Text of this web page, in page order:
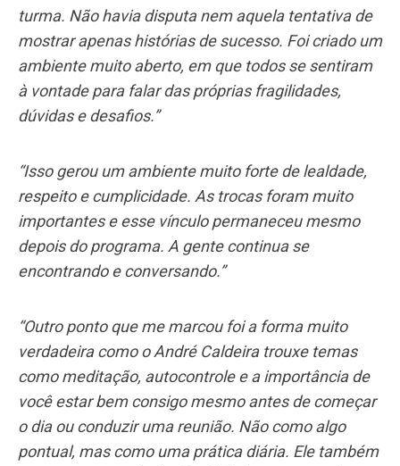
turma. Não havia disputa nem aquela tentativa de
mostrar apenas histórias de sucesso. Foi criado um
ambiente muito aberto, em que todos se sentiram
à vontade para falar das próprias fragilidades,
dúvidas e desafios.”
“Isso gerou um ambiente muito forte de lealdade,
respeito e cumplicidade. As trocas foram muito
importantes e esse vínculo permaneceu mesmo
depois do programa. A gente continua se
encontrando e conversando.”
“Outro ponto que me marcou foi a forma muito
verdadeira como o André Caldeira trouxe temas
como meditação, autocontrole e a importância de
você estar bem consigo mesmo antes de começar
o dia ou conduzir uma reunião. Não como algo
pontual, mas como uma prática diária. Ele também